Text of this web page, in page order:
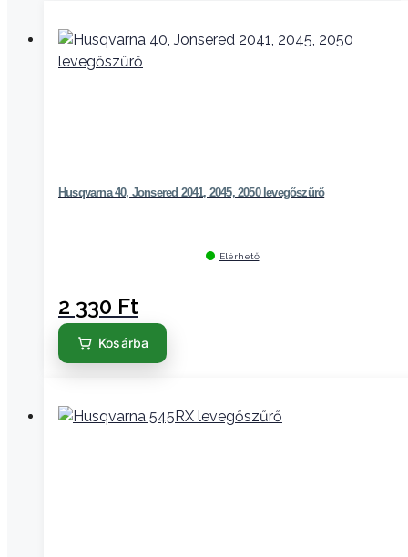
Husqvarna 40, Jonsered 2041, 2045, 2050 levegőszűrő
Elérhető
2 330 Ft
Kosárba